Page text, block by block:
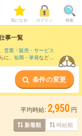
気になる! ログイン 検索
事一覧
、 営業・販売・サービス
、 短期 ・ 単発などの
条件の変更
平均時給: 2,950 円
新着順 時給順